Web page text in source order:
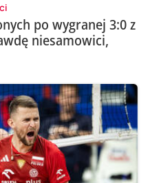
po wygranej 3:0 z
niesamowici,